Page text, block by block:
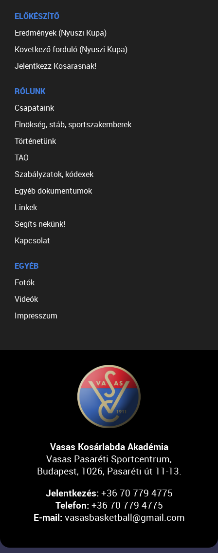
ELŐKÉSZÍTŐ
Eredmények (Nyuszi Kupa)
Következő forduló (Nyuszi Kupa)
Jelentkezz Kosarasnak!
RÓLUNK
Csapataink
Elnökség, stáb, sportszakemberek
Történetünk
TAO
Szabályzatok, kódexek
Egyéb dokumentumok
Linkek
Segíts nekünk!
Kapcsolat
EGYÉB
Fotók
Videók
Impresszum
Vasas Kosárlabda Akadémia
Vasas Pasaréti Sportcentrum,
Budapest, 1026, Pasaréti út 11-13.
Jelentkezés: +36 70 779 4775
Telefon: +36 70 779 4775
E-mail: vasasbasketball@gmail.com